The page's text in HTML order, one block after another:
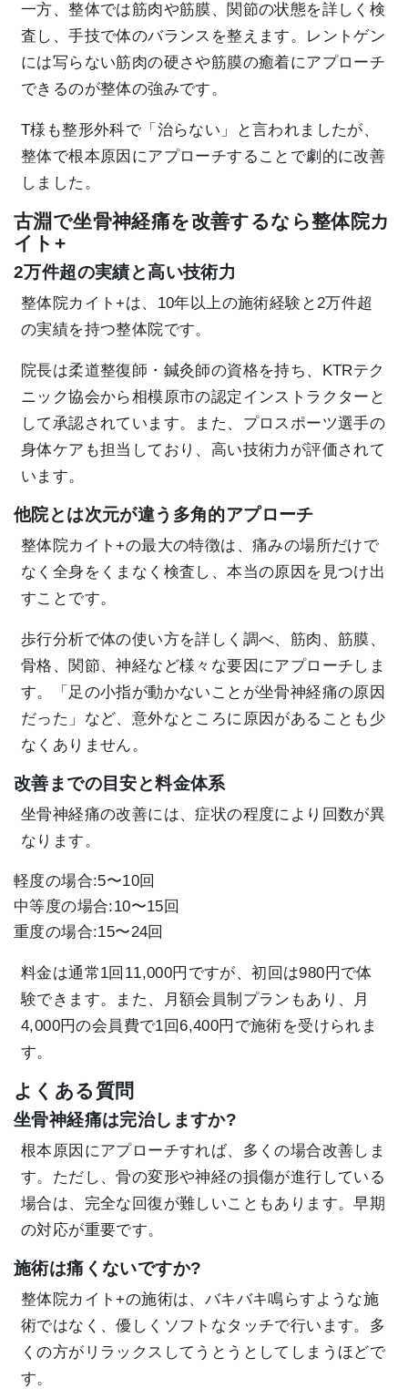
一方、整体では筋肉や筋膜、関節の状態を詳しく検
査し、手技で体のバランスを整えます。レントゲン
には写らない筋肉の硬さや筋膜の癒着にアプローチ
できるのが整体の強みです。
T様も整形外科で「治らない」と言われましたが、
整体で根本原因にアプローチすることで劇的に改善
しました。
古淵で坐骨神経痛を改善するなら整体院カ
イト+
2万件超の実績と高い技術力
整体院カイト+は、10年以上の施術経験と2万件超
の実績を持つ整体院です。
院長は柔道整復師・鍼灸師の資格を持ち、KTRテク
ニック協会から相模原市の認定インストラクターと
して承認されています。また、プロスポーツ選手の
身体ケアも担当しており、高い技術力が評価されて
います。
他院とは次元が違う多角的アプローチ
整体院カイト+の最大の特徴は、痛みの場所だけで
なく全身をくまなく検査し、本当の原因を見つけ出
すことです。
歩行分析で体の使い方を詳しく調べ、筋肉、筋膜、
骨格、関節、神経など様々な要因にアプローチしま
す。「足の小指が動かないことが坐骨神経痛の原因
だった」など、意外なところに原因があることも少
なくありません。
改善までの目安と料金体系
坐骨神経痛の改善には、症状の程度により回数が異
なります。
軽度の場合:5〜10回
中等度の場合:10〜15回
重度の場合:15〜24回
料金は通常1回11,000円ですが、初回は980円で体
験できます。また、月額会員制プランもあり、月
4,000円の会員費で1回6,400円で施術を受けられま
す。
よくある質問
坐骨神経痛は完治しますか?
根本原因にアプローチすれば、多くの場合改善しま
す。ただし、骨の変形や神経の損傷が進行している
場合は、完全な回復が難しいこともあります。早期
の対応が重要です。
施術は痛くないですか?
整体院カイト+の施術は、バキバキ鳴らすような施
術ではなく、優しくソフトなタッチで行います。多
くの方がリラックスしてうとうとしてしまうほどで
す。